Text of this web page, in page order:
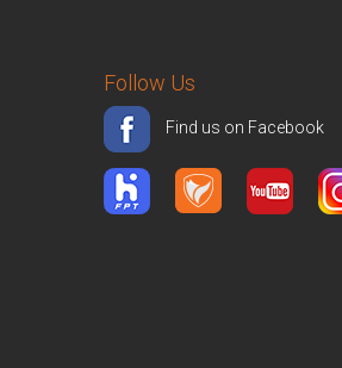
Follow Us
Find us on Facebook